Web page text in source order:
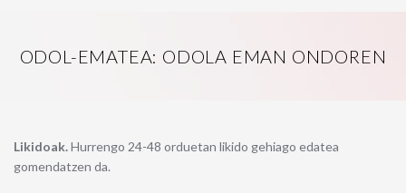
ODOL-EMATEA: ODOLA EMAN ONDOREN
Likidoak.Hurrengo 24-48 orduetan likido gehiago edatea
gomendatzen da.